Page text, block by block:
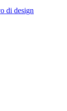
di design